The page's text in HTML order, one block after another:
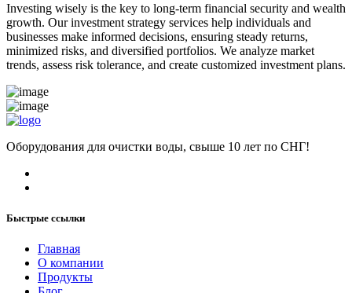
Investing wisely is the key to long-term financial security and wealth
growth. Our investment strategy services help individuals and
businesses make informed decisions, ensuring steady returns,
minimized risks, and diversified portfolios. We analyze market
trends, assess risk tolerance, and create customized investment plans.
Оборудования для очистки воды, свыше 10 лет по СНГ!
Быстрые ссылки
Главная
О компании
Продукты